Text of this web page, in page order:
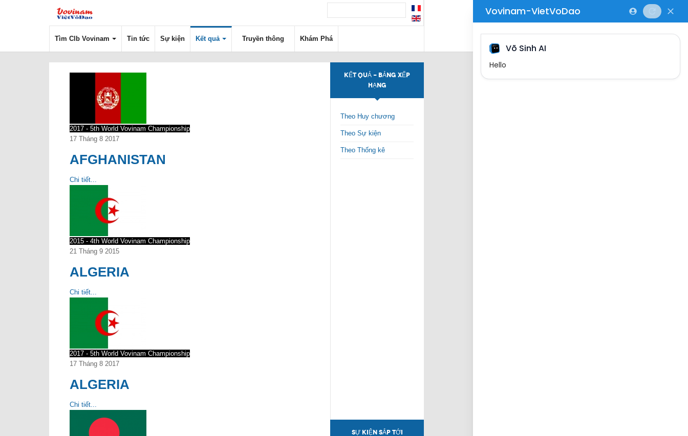
Tìm Clb Vovinam Tin tức Sự kiện Kết quả Truyền thông Khám Phá
2017 - 5th World Vovinam Championship
17 Tháng 8 2017
AFGHANISTAN
Chi tiết...
2015 - 4th World Vovinam Championship
21 Tháng 9 2015
ALGERIA
Chi tiết...
2017 - 5th World Vovinam Championship
17 Tháng 8 2017
ALGERIA
Chi tiết...
KẾT QUẢ - BẢNG XẾP
HẠNG
Theo Huy chương
Theo Sự kiện
Theo Thống kê
SỰ KIỆN SẮP TỚI